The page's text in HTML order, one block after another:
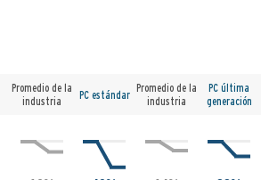
Promedio de la
industria
PC estándar Promedio de la
industria
PC última
generación